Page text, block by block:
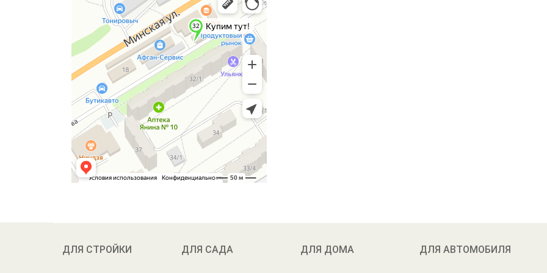
ДЛЯ СТРОЙКИ ДЛЯ САДА ДЛЯ ДОМА ДЛЯ АВТОМОБИЛЯ